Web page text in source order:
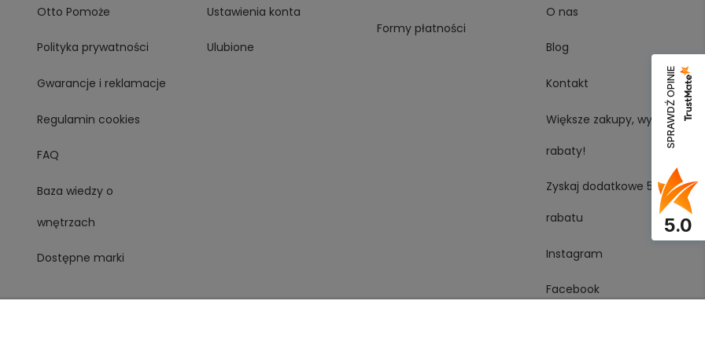
Otto Pomoże
Polityka prywatności
Gwarancje i reklamacje
Regulamin cookies
FAQ
Baza wiedzy o
wnętrzach
Dostępne marki
Ustawienia konta
Ulubione
Formy płatności
O nas
Blog
Kontakt
Większe zakupy, wyższe
rabaty!
Zyskaj dodatkowe 5%
rabatu
Instagram
Facebook
SPRAWDŹ OPINIE
5.0